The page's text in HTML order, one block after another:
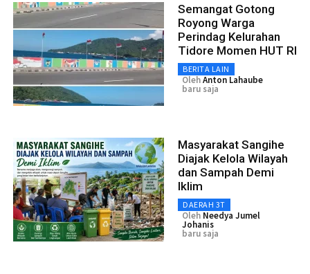
Semangat Gotong
Royong Warga
Perindag Kelurahan
Tidore Momen HUT RI
BERITA LAIN
OlehAnton Lahaube
baru saja
Masyarakat Sangihe
Diajak Kelola Wilayah
dan Sampah Demi
Iklim
DAERAH 3T
Oleh Needya Jumel
Johanis
baru saja